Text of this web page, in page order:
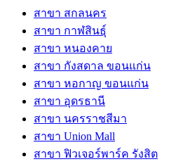
สาขา สกลนคร
สาขา กาฬสินธุ์
สาขา หนองคาย
สาขา กังสดาล ขอนแก่น
สาขา หอกาญ ขอนแก่น
สาขา อุดรธานี
สาขา นครราชสีมา
สาขา Union Mall
สาขา ฟิวเจอร์พาร์ค รังสิต